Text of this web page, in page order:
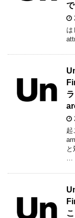
は
起